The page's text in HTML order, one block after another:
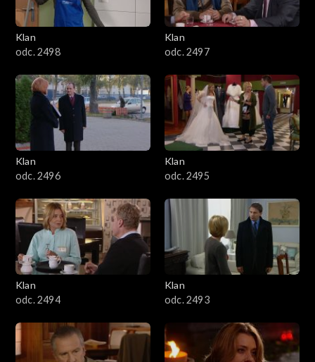
4101–4200
3901–4000
3801–3900
3701–3800
3601–3700
3501–3600
3401–3500
3201–3300
Klan
odc. 2498
Klan
odc. 2497
Klan
odc. 2496
Klan
odc. 2495
Klan
odc. 2494
Klan
odc. 2493